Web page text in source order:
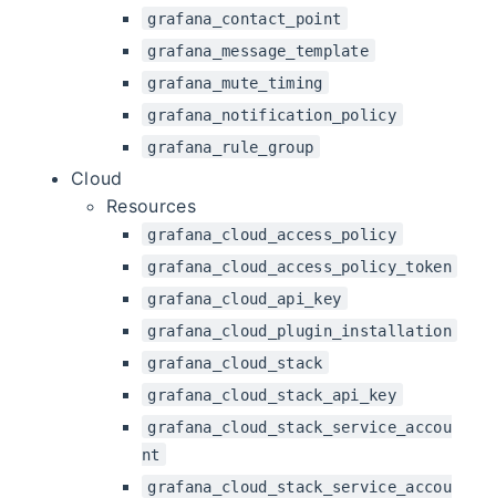
grafana_contact_point
grafana_message_template
grafana_mute_timing
grafana_notification_policy
grafana_rule_group
Cloud
Resources
grafana_cloud_access_policy
grafana_cloud_access_policy_token
grafana_cloud_api_key
grafana_cloud_plugin_installation
grafana_cloud_stack
grafana_cloud_stack_api_key
grafana_cloud_stack_service_accou
nt
grafana_cloud_stack_service_accou